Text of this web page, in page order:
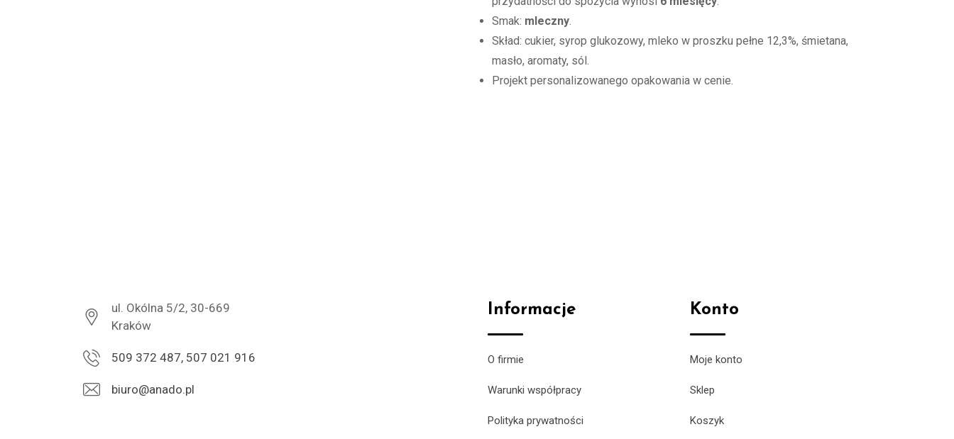
Smak: mleczny.
Skład: cukier, syrop glukozowy, mleko w proszku pełne 12,3%, śmietana,
masło, aromaty, sól.
Projekt personalizowanego opakowania w cenie.
ul. Okólna 5/2, 30-669
Kraków
509 372 487, 507 021 916
biuro@anado.pl
Informacje
O firmie
Warunki współpracy
Polityka prywatności
Konto
Moje konto
Sklep
Koszyk